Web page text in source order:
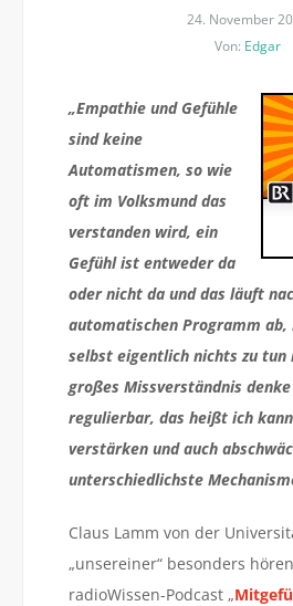
24. November
Von: Edgar
„Empathie und Gefühle
sind keine
Automatismen, so wie
oft im Volksmund das
verstanden wird, ein
Gefühl ist entweder da
oder nicht da und das läuft
automatischen Programm
selbst eigentlich nichts zu tun
großes Missverständnis
regulierbar, das heißt ich
verstärken und auch
unterschiedlichste
Claus Lamm von der
„unsereiner“ besonders
radioWissen-Podcast „